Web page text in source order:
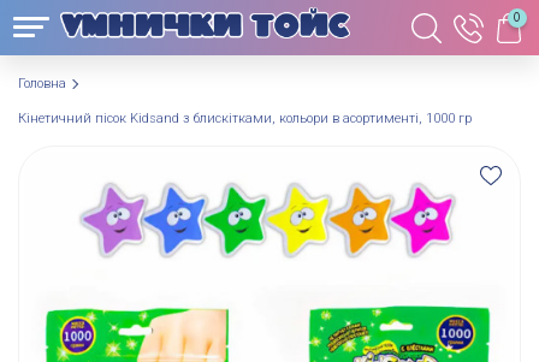
0
Головна
Кінетичний пісок Kidsand з блискітками, кольори в асортименті, 1000 гр